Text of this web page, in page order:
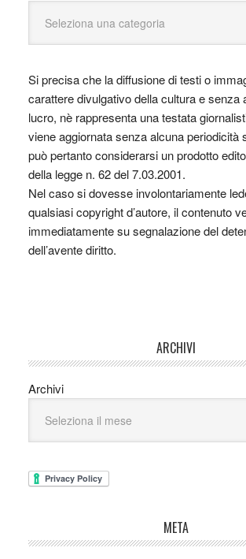
Si precisa che la diffusione di testi o
carattere divulgativo della cultura e senza
lucro, nè rappresenta una testata
viene aggiornata senza alcuna periodicità
può pertanto considerarsi un prodotto
della legge n. 62 del 7.03.2001.
Nel caso si dovesse involontariamente
qualsiasi copyright d’autore, il contenuto
immediatamente su segnalazione del
dell’avente diritto.
ARCHIVI
Archivi
META